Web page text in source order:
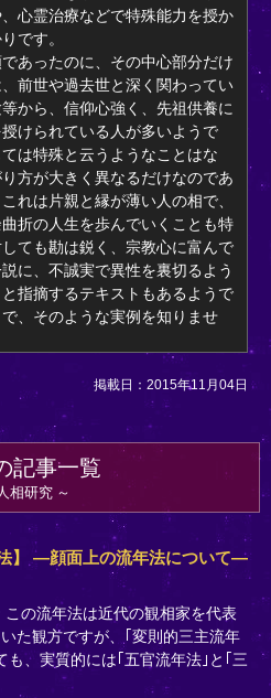
心霊治療などで特殊能力を授か
です。
あったのに、その中心部分だけ
前世や過去世と深く関わってい
から、信仰心強く、先祖供養に
けられている人が多いようで
は特殊と云うようなことはな
方が大きく異なるだけなのであ
れは片親と縁が薄い人の相で、
折の人生を歩んでいくことも特
ても勘は鋭く、宗教心に富んで
に、不誠実で異性を裏切るよう
指摘するテキストもあるようで
、そのような実例を知りませ
掲載日：2015年11月04日
記事一覧
人相研究
】 ―顔面上の流年法について―
の流年法は近代の観相家を代表
た観方ですが、｢変則的三主流年
、実質的には｢五官流年法｣と｢三